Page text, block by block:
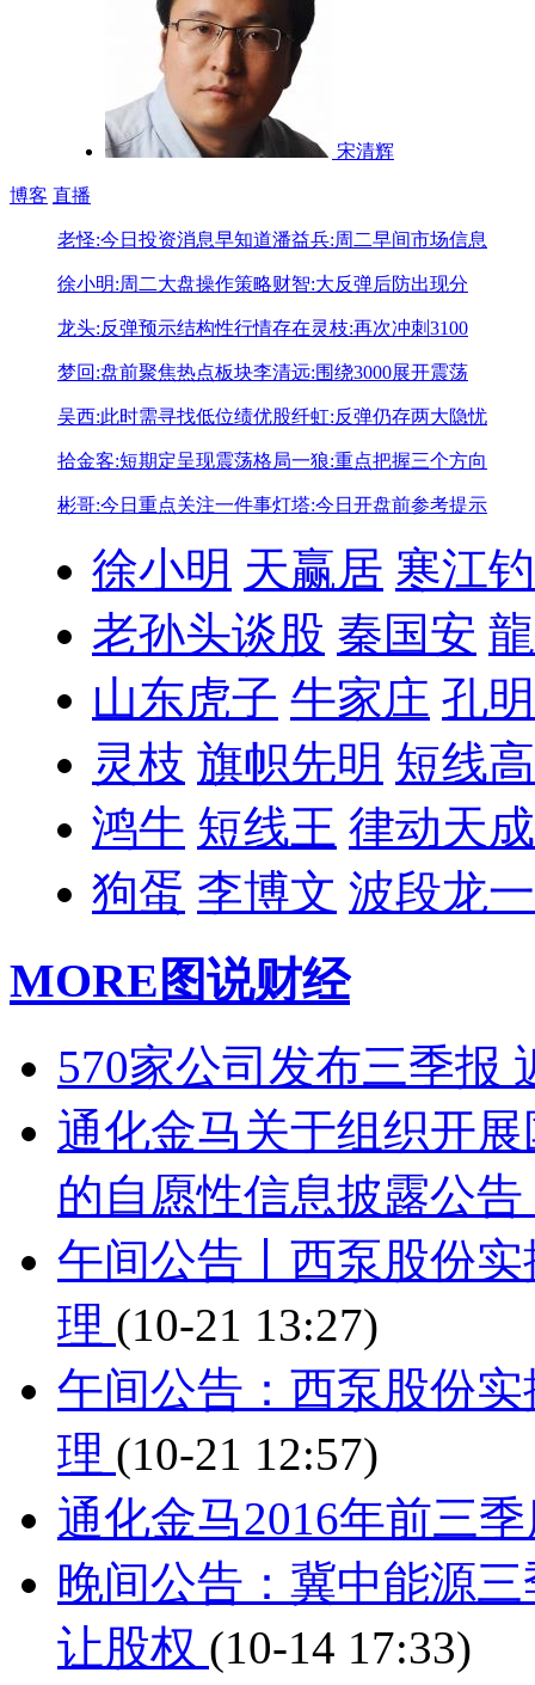
宋清辉
博客 直播
老怪:今日投资消息早知道潘益兵:周二早间市场信息
徐小明:周二大盘操作策略财智:大反弹后防出现分
龙头:反弹预示结构性行情存在灵枝:再次冲刺3100
梦回:盘前聚焦热点板块李清远:围绕3000展开震荡
吴西:此时需寻找低位绩优股纤虹:反弹仍存两大隐忧
拾金客:短期定呈现震荡格局一狼:重点把握三个方向
彬哥:今日重点关注一件事灯塔:今日开盘前参考提示
徐小明 天赢居 寒江
老孙头谈股 秦国安
山东虎子 牛家庄 孔
灵枝 旗帜先明 短线
鸿牛 短线王 律动天成
狗蛋 李博文 波段龙一
MORE 图说财经
570家公司发布三季报
通化金马关于组织开
的自愿性信息披露公告
午间公告丨西泵股份
理 (10-21 13:27)
午间公告：西泵股份
理 (10-21 12:57)
通化金马2016年前三
晚间公告：冀中能源
让股权 (10-14 17:33)